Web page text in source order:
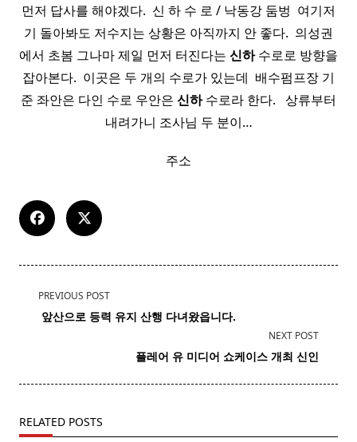
먼저 답사를 해야겠다. ​ 신 하 수 로 / 낙동강 둠벙 ​ 여기저
기 돌아봐도 저수지는 상황은 아직까지 안 좋다. ​ 의성권
에서 초봄 그나마 제일 먼저 터진다는 신하수로로 방향을
잡아본다. ​ 이곳은 두 개의 수로가 있는데 ​ 배수펌프장 기
준 좌안은 다인 수로 우안은 신하수로라 한다. ​ ​ 상류부터
내려가니 조사님 두 분이…
주소
<span
class="nav-
text">Page</span>
PREVIOUS POST
앞산으로 등력 유지 산행 다녀왔읍니다.
NEXT POST
플레어 유 미디어 쇼케이스 개최 신인
RELATED POSTS